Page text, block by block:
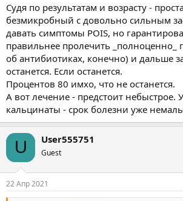
Судя по результатам и возрасту -
безмикробный с довольно сильным
давать симптомы POIS, но
правильнее пролечить _полноценно_
об антибиотиках, конечно) и дальше
останется. Если останется.
Процентов 80 имхо, что не останется.
А вот лечение - предстоит небыстрое.
кальцинаты - срок болезни уже
U User555751
Guest
22 Апр 2021